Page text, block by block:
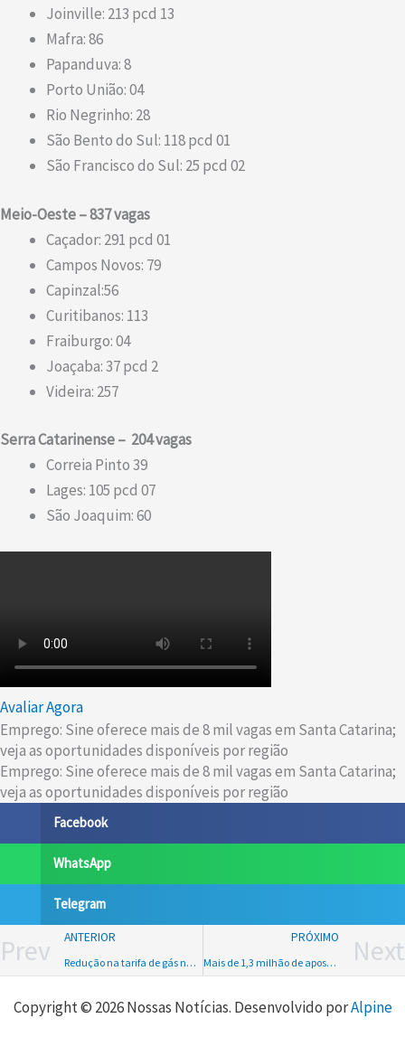
Joinville: 213 pcd 13
Mafra: 86
Papanduva: 8
Porto União: 04
Rio Negrinho: 28
São Bento do Sul: 118 pcd 01
São Francisco do Sul: 25 pcd 02
Meio-Oeste – 837 vagas
Caçador: 291 pcd 01
Campos Novos: 79
Capinzal:56
Curitibanos: 113
Fraiburgo: 04
Joaçaba: 37 pcd 2
Videira: 257
Serra Catarinense – 204 vagas
Correia Pinto 39
Lages: 105 pcd 07
São Joaquim: 60
Avaliar Agora
Emprego: Sine oferece mais de 8 mil vagas em Santa Catarina;
veja as oportunidades disponíveis por região
Emprego: Sine oferece mais de 8 mil vagas em Santa Catarina;
veja as oportunidades disponíveis por região
Facebook
WhatsApp
Telegram
Prev ANTERIOR
Redução na tarifa de gás natural em Santa Catarina começa a valer a partir desta terça-feira (1º)
PRÓXIMO
Mais de 1,3 milhão de aposentados que tiveram débitos indevidos de benefícios já foram atendidos pelos Correios Next
Copyright © 2026 Nossas Notícias. Desenvolvido porAlpine